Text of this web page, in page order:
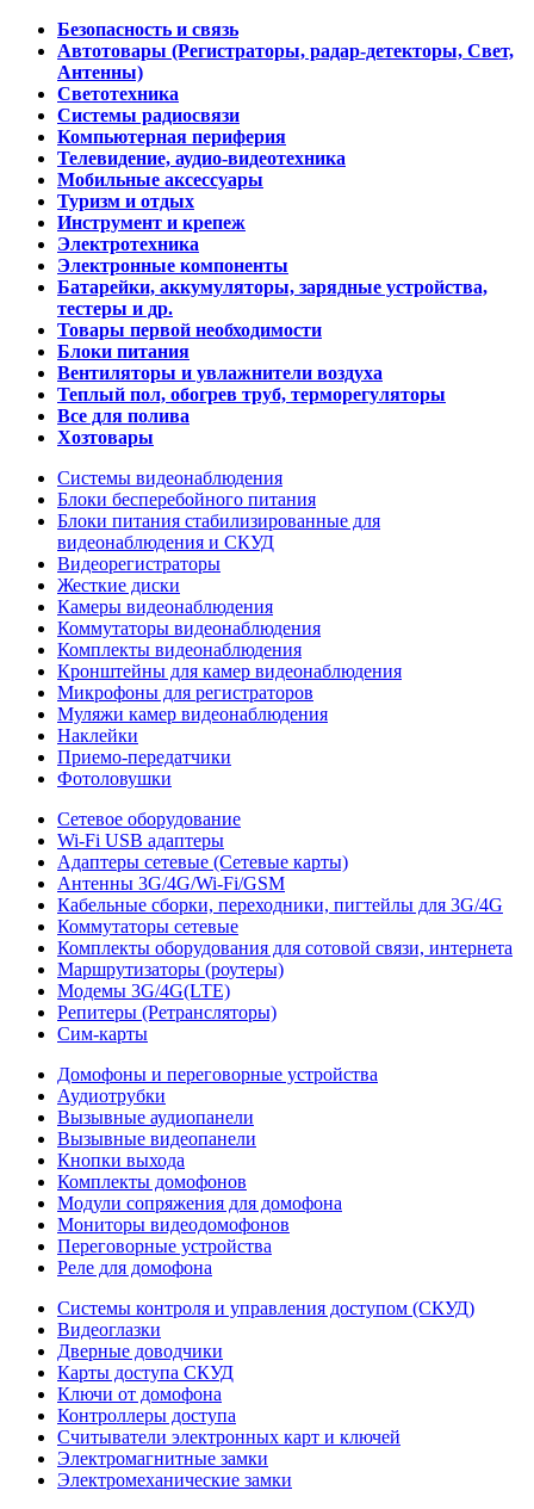
Безопасность и связь
Автотовары (Регистраторы, радар-детекторы, Свет,
Антенны)
Светотехника
Системы радиосвязи
Компьютерная периферия
Телевидение, аудио-видеотехника
Мобильные аксессуары
Туризм и отдых
Инструмент и крепеж
Электротехника
Электронные компоненты
Батарейки, аккумуляторы, зарядные устройства,
тестеры и др.
Товары первой необходимости
Блоки питания
Вентиляторы и увлажнители воздуха
Теплый пол, обогрев труб, терморегуляторы
Все для полива
Хозтовары
Системы видеонаблюдения
Блоки бесперебойного питания
Блоки питания стабилизированные для
видеонаблюдения и СКУД
Видеорегистраторы
Жесткие диски
Камеры видеонаблюдения
Коммутаторы видеонаблюдения
Комплекты видеонаблюдения
Кронштейны для камер видеонаблюдения
Микрофоны для регистраторов
Муляжи камер видеонаблюдения
Наклейки
Приемо-передатчики
Фотоловушки
Сетевое оборудование
Wi-Fi USB адаптеры
Адаптеры сетевые (Сетевые карты)
Антенны 3G/4G/Wi-Fi/GSM
Кабельные сборки, переходники, пигтейлы для 3G/4G
Коммутаторы сетевые
Комплекты оборудования для сотовой связи, интернета
Маршрутизаторы (роутеры)
Модемы 3G/4G(LTE)
Репитеры (Ретрансляторы)
Сим-карты
Домофоны и переговорные устройства
Аудиотрубки
Вызывные аудиопанели
Вызывные видеопанели
Кнопки выхода
Комплекты домофонов
Модули сопряжения для домофона
Мониторы видеодомофонов
Переговорные устройства
Реле для домофона
Системы контроля и управления доступом (СКУД)
Видеоглазки
Дверные доводчики
Карты доступа СКУД
Ключи от домофона
Контроллеры доступа
Считыватели электронных карт и ключей
Электромагнитные замки
Электромеханические замки